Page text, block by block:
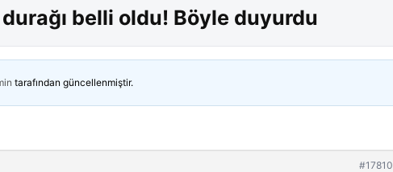
belli oldu! Böyle duyurdu
tarafından güncellenmiştir.
#17810